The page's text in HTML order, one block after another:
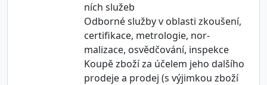
ních služeb
Odborné služby v oblasti zkoušení,
certifikace, metrologie, nor-
malizace, osvědčování, inspekce
Koupě zboží za účelem jeho dalšího
prodeje a prodej (s výjimkou zboží